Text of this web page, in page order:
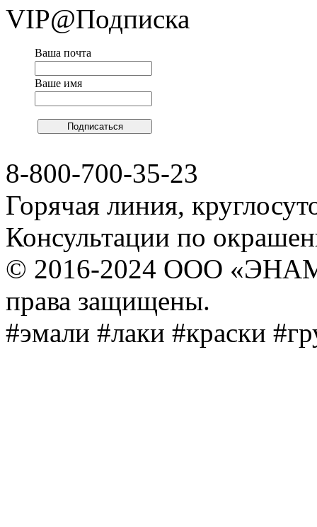
VIP@Подписка
Ваша почта
Ваше имя
8-800-700-35-23
Горячая линия,
Консультации по
© 2016-2024 ООО
права защищены.
#эмали #лаки #краски